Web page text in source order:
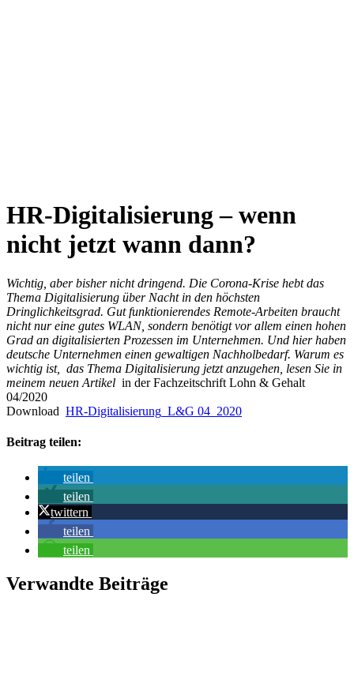
HR-Digitalisierung– wenn
nicht jetzt wann dann?
Wichtig, aber bisher nicht dringend. Die Corona-Krise hebt das
Thema Digitalisierung über Nacht in den höchsten
Dringlichkeitsgrad. Gut funktionierendes Remote-Arbeiten braucht
nicht nur eine gutes WLAN, sondern benötigt vor allem einen hohen
Grad an digitalisierten Prozessen im Unternehmen. Und hier haben
deutsche Unternehmen einen gewaltigen Nachholbedarf. Warum es
wichtig ist, das Thema Digitalisierung jetzt anzugehen, lesen Sie in
meinem neuen Artikel in der Fachzeitschrift Lohn & Gehalt
04/2020
Download HR-Digitalisierung_L&G 04_2020
Beitrag teilen:
teilen
teilen
twittern
teilen
teilen
Verwandte Beiträge